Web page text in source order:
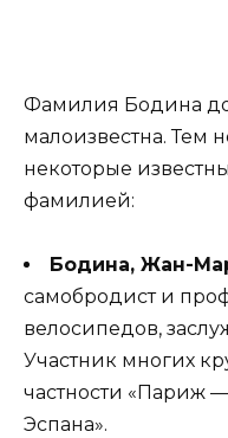
Фамилия Бодина
малоизвестна. Тем
некоторые
фамилией:
Бодина, Жан-
самобродист и
велосипедов,
Участник многих
частности «Париж
Эспана».